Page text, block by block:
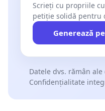
Scrieți cu propriile
petiție solidă pentru
Generează
Datele dvs. rămân ale
Confidențialitate